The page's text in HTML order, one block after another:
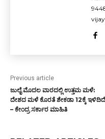
Previous article
ಜುಲೈ ಮೊದಲ ವಾರದಲ್ಲಿ ಉತ್ತಮ ಮಳೆ:
ದೇಶದ ಮಳೆ ಕೊರತೆ ಶೇಕಡಾ 12ಕ್ಕೆ ಇಳಿದಿದೆ
– ಕೇಂದ್ರ ಸರ್ಕಾರ ಮಾಹಿತಿ